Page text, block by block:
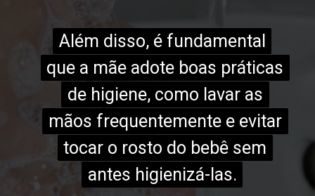
Além disso, é fundamental
que a mãe adote boas práticas
de higiene, como lavar as
mãos frequentemente e evitar
tocar o rosto do bebê sem
antes higienizá-las.
Além disso, é fundamental
que a mãe adote boas práticas
de higiene, como lavar as
mãos frequentemente e evitar
tocar o rosto do bebê sem
antes higienizá-las.